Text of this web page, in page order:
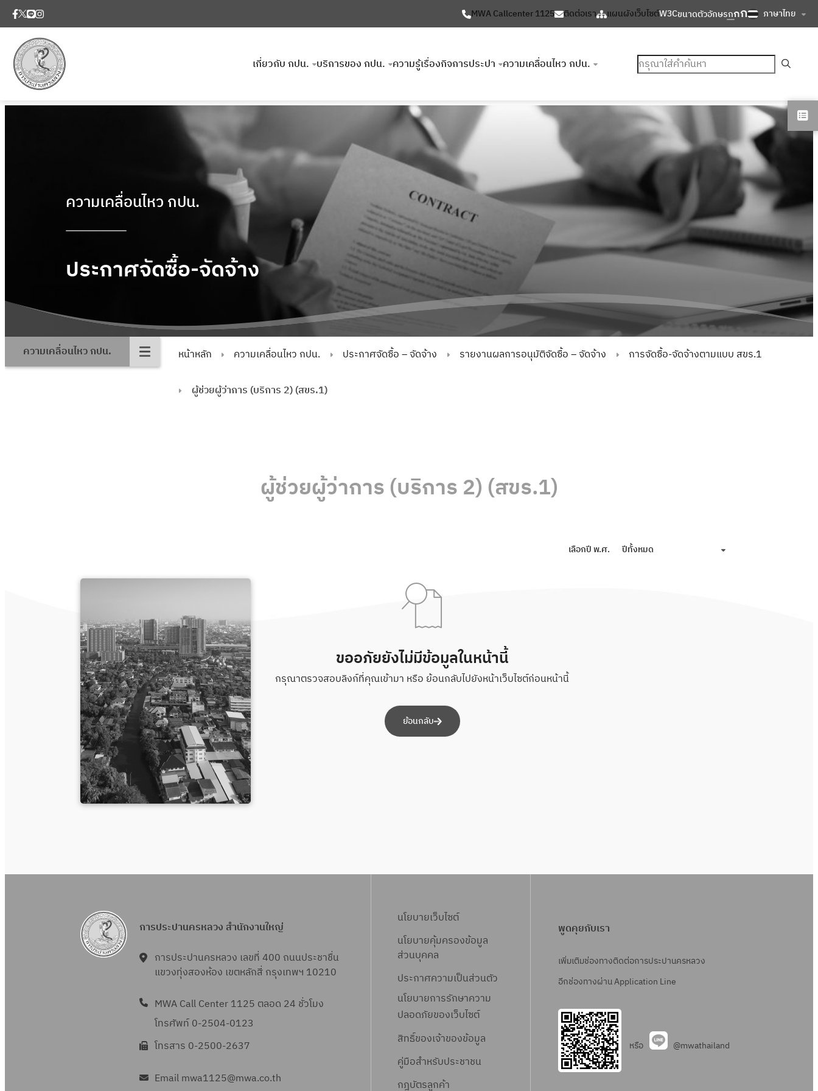
MWA Callcenter 1125 ติดต่อเรา แผนผังเว็บไซต์W3Cขนาดตัวอักษรกกก ภาษาไทย
เกี่ยวกับ กปน. บริการของ กปน. ความรู้เรื่องกิจการประปา ความเคลื่อนไหว กปน. ค้นหา
ความเคลื่อนไหว กปน.
ประกาศจัดซื้อ-จัดจ้าง
ความเคลื่อนไหว กปน. หน้าหลัก ความเคลื่อนไหว กปน. ประกาศจัดซื้อ – จัดจ้าง รายงานผลการอนุมัติจัดซื้อ – จัดจ้าง การจัดซื้อ-จัดจ้างตามแบบ สขร.1
ผู้ช่วยผู้ว่าการ (บริการ 2) (สขร.1)
ผู้ช่วยผู้ว่าการ (บริการ 2) (สขร.1)
เลือกปี พ.ศ. ปีทั้งหมด
ขออภัยยังไม่มีข้อมูลในหน้านี้
กรุณาตรวจสอบลิงก์ที่คุณเข้ามา หรือ ย้อนกลับไปยังหน้าเว็บไซต์ก่อนหน้านี้
ย้อนกลับ
การประปานครหลวง สำนักงานใหญ่
การประปานครหลวง เลขที่ 400 ถนนประชาชื่น
แขวงทุ่งสองห้อง เขตหลักสี่ กรุงเทพฯ 10210
MWA Call Center 1125 ตลอด 24 ชั่วโมง
โทรศัพท์ 0-2504-0123
โทรสาร 0-2500-2637
Email mwa1125@mwa.co.th
นโยบายเว็บไซต์
นโยบายคุ้มครองข้อมูล
ส่วนบุคคล
ประกาศความเป็นส่วนตัว
นโยบายการรักษาความ
ปลอดภัยของเว็บไซต์
สิทธิ์ของเจ้าของข้อมูล
คู่มือสำหรับประชาชน
กฎบัตรลูกค้า
พูดคุยกับเรา
เพิ่มเติมช่องทางติดต่อการประปานครหลวง
อีกช่องทางผ่าน Application Line
หรือ @mwathailand